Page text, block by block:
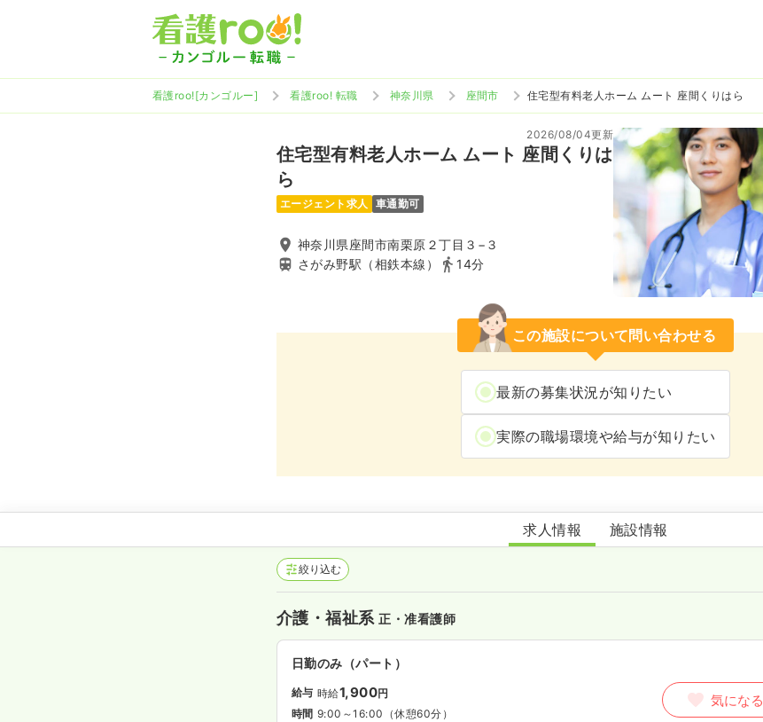
看護roo![カンゴルー] 看護roo! 転職 神奈川県 座間市 住宅型有料老人ホーム ムート 座間くりはら
住宅型有料老人ホーム ムート 座間くりは
ら
2026/08/04更新
エージェント求人 車通勤可
神奈川県座間市南栗原２丁目３−３
さがみ野駅（相鉄本線）
14分
この施設について問い合わせる
最新の募集状況が知りたい
実際の職場環境や給与が知りたい
住宅型有料老人ホーム ムート 座間くりはら
求人情報 施設情報
絞り込む
介護・福祉系正・准看護師
日勤のみ（パート）
給与 時給1,900円
時間 9:00～16:00 （休憩60分）
気になる